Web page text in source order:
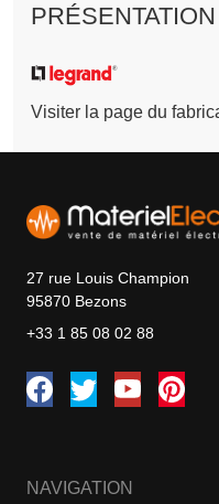
Visiter la page du
27 rue Louis Champion
95870 Bezons
+33 1 85 08 02 88
NAVIGATION